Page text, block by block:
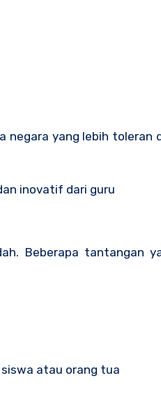
inovatif dari guru
Beberapa tantangan
siswa atau orang tua